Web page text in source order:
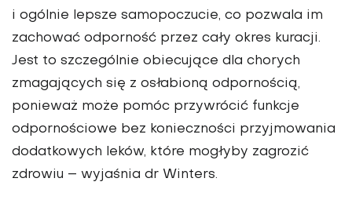
i ogólnie lepsze samopoczucie, co pozwala im
zachować odporność przez cały okres kuracji.
Jest to szczególnie obiecujące dla chorych
zmagających się z osłabioną odpornością,
ponieważ może pomóc przywrócić funkcje
odpornościowe bez konieczności przyjmowania
dodatkowych leków, które mogłyby zagrozić
zdrowiu – wyjaśnia dr Winters.